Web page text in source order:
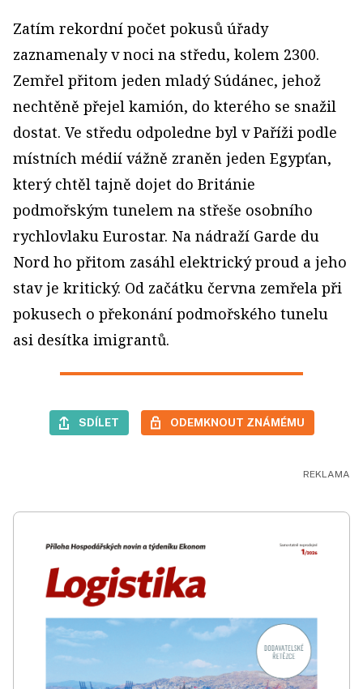
Zatím rekordní počet pokusů úřady
zaznamenaly v noci na středu, kolem 2300.
Zemřel přitom jeden mladý Súdánec, jehož
nechtěně přejel kamión, do kterého se snažil
dostat. Ve středu odpoledne byl v Paříži podle
místních médií vážně zraněn jeden Egypťan,
který chtěl tajně dojet do Británie
podmořským tunelem na střeše osobního
rychlovlaku Eurostar. Na nádraží Garde du
Nord ho přitom zasáhl elektrický proud a jeho
stav je kritický. Od začátku června zemřela při
pokusech o překonání podmořského tunelu
asi desítka imigrantů.
SDÍLET ODEMKNOUT ZNÁMÉMU